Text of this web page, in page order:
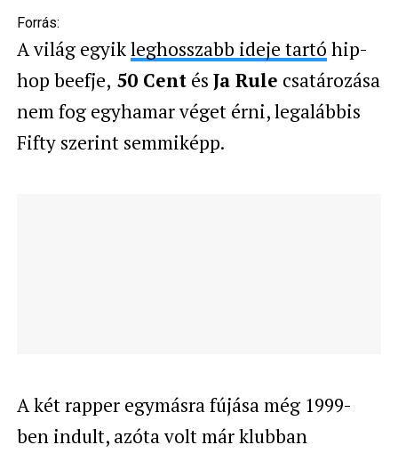
Forrás:
A világ egyikleghosszabb ideje tartó hip-
hop beefje, 50 Centés Ja Rule csatározása
nem fog egyhamar véget érni, legalábbis
Fifty szerint semmiképp.
A két rapper egymásra fújása még 1999-
ben indult, azóta volt már klubban